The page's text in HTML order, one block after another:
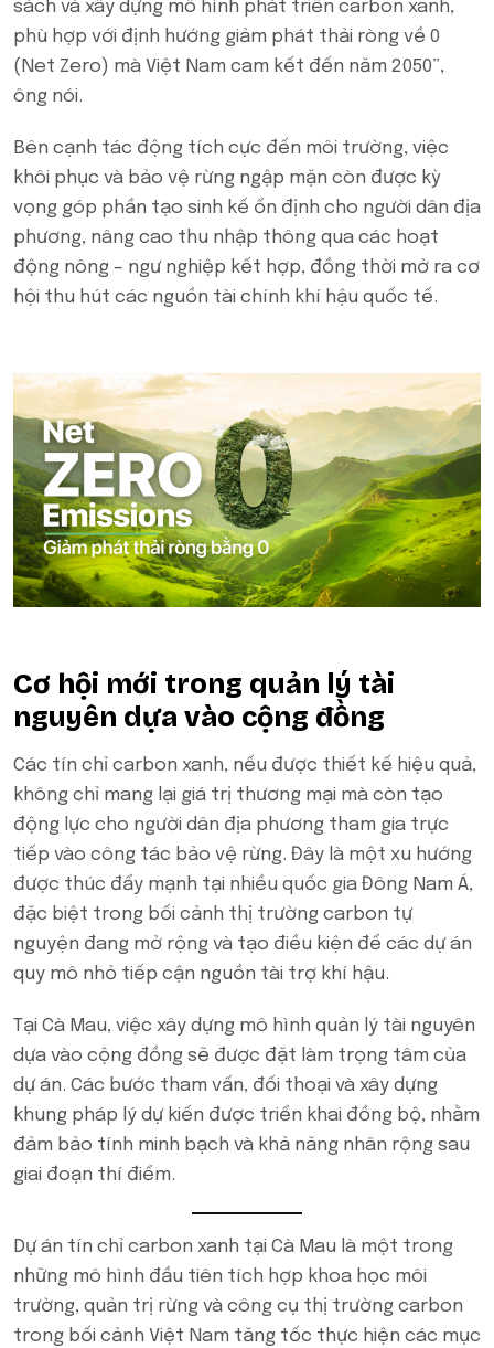
sách và xây dựng mô hình phát triển carbon xanh,
phù hợp với định hướng giảm phát thải ròng về 0
(Net Zero) mà Việt Nam cam kết đến năm 2050”,
ông nói.
Bên cạnh tác động tích cực đến môi trường, việc
khôi phục và bảo vệ rừng ngập mặn còn được kỳ
vọng góp phần tạo sinh kế ổn định cho người dân địa
phương, nâng cao thu nhập thông qua các hoạt
động nông – ngư nghiệp kết hợp, đồng thời mở ra cơ
hội thu hút các nguồn tài chính khí hậu quốc tế.
Cơ hội mới trong quản lý tài
nguyên dựa vào cộng đồng
Các tín chỉ carbon xanh, nếu được thiết kế hiệu quả,
không chỉ mang lại giá trị thương mại mà còn tạo
động lực cho người dân địa phương tham gia trực
tiếp vào công tác bảo vệ rừng. Đây là một xu hướng
được thúc đẩy mạnh tại nhiều quốc gia Đông Nam Á,
đặc biệt trong bối cảnh thị trường carbon tự
nguyện đang mở rộng và tạo điều kiện để các dự án
quy mô nhỏ tiếp cận nguồn tài trợ khí hậu.
Tại Cà Mau, việc xây dựng mô hình quản lý tài nguyên
dựa vào cộng đồng sẽ được đặt làm trọng tâm của
dự án. Các bước tham vấn, đối thoại và xây dựng
khung pháp lý dự kiến được triển khai đồng bộ, nhằm
đảm bảo tính minh bạch và khả năng nhân rộng sau
giai đoạn thí điểm.
Dự án tín chỉ carbon xanh tại Cà Mau là một trong
những mô hình đầu tiên tích hợp khoa học môi
trường, quản trị rừng và công cụ thị trường carbon
trong bối cảnh Việt Nam tăng tốc thực hiện các mục